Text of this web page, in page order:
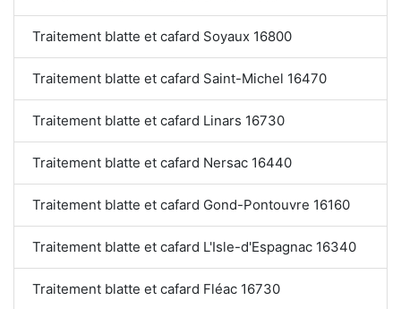
Traitement blatte et cafard Soyaux 16800
Traitement blatte et cafard Saint-Michel 16470
Traitement blatte et cafard Linars 16730
Traitement blatte et cafard Nersac 16440
Traitement blatte et cafard Gond-Pontouvre 16160
Traitement blatte et cafard L'Isle-d'Espagnac 16340
Traitement blatte et cafard Fléac 16730